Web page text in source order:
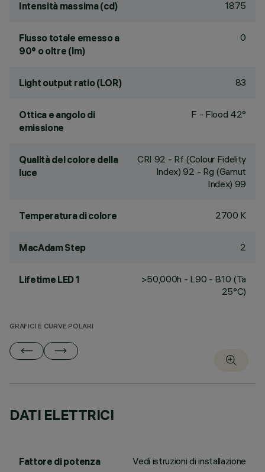
Intensità massima (cd) 1875
Flusso totale emesso a
90° o oltre (lm)
0
Light output ratio (LOR) 83
Ottica e angolo di
emissione
F - Flood 42°
Qualità del colore della
luce
CRI 92 - Rf (Colour Fidelity
Index) 92 - Rg (Gamut
Index) 99
Temperatura di colore 2700 K
MacAdam Step 2
Lifetime LED 1
>50,000h - L90 - B10 (Ta
25°C)
GRAFICI E CURVE POLARI
DATI ELETTRICI
Fattore di potenza Vedi istruzioni di installazione